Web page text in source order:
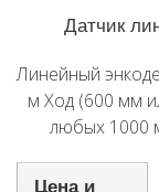
Датчик
Линейный
м Ход (600 мм
любых 1000
Цена и